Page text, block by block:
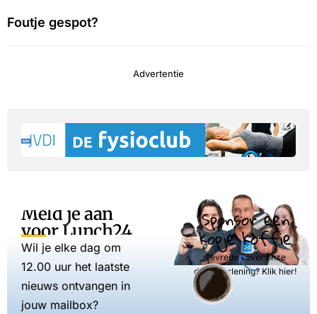
Foutje gespot?
Advertentie
Meld je aan
voor Lunch24
Wil je elke dag om
12.00 uur het laatste
nieuws ontvangen in
jouw mailbox?
Sponsor een
kopje koffie
Tevreden over onze
dienstverlening? Klik hier!